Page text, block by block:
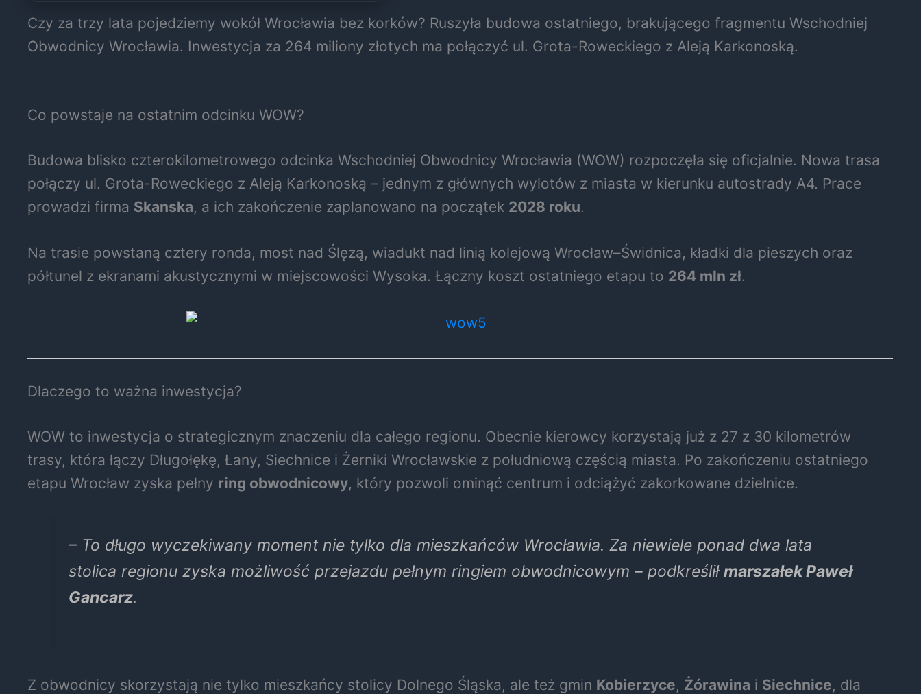
Czy za trzy lata pojedziemy wokół Wrocławia bez korków? Ruszyła budowa ostatniego, brakującego fragmentu Wschodniej
Obwodnicy Wrocławia. Inwestycja za 264 miliony złotych ma połączyć ul. Grota-Roweckiego z Aleją Karkonoską.
Co powstaje na ostatnim odcinku WOW?
Budowa blisko czterokilometrowego odcinka Wschodniej Obwodnicy Wrocławia (WOW) rozpoczęła się oficjalnie. Nowa trasa
połączy ul. Grota-Roweckiego z Aleją Karkonoską – jednym z głównych wylotów z miasta w kierunku autostrady A4. Prace
prowadzi firma Skanska, a ich zakończenie zaplanowano na początek 2028 roku.
Na trasie powstaną cztery ronda, most nad Ślęzą, wiadukt nad linią kolejową Wrocław–Świdnica, kładki dla pieszych oraz
półtunel z ekranami akustycznymi w miejscowości Wysoka. Łączny koszt ostatniego etapu to 264 mln zł.
Dlaczego to ważna inwestycja?
WOW to inwestycja o strategicznym znaczeniu dla całego regionu. Obecnie kierowcy korzystają już z 27 z 30 kilometrów
trasy, która łączy Długołękę, Łany, Siechnice i Żerniki Wrocławskie z południową częścią miasta. Po zakończeniu ostatniego
etapu Wrocław zyska pełny ring obwodnicowy, który pozwoli ominąć centrum i odciążyć zakorkowane dzielnice.
– To długo wyczekiwany moment nie tylko dla mieszkańców Wrocławia. Za niewiele ponad dwa lata
stolica regionu zyska możliwość przejazdu pełnym ringiem obwodnicowym – podkreślił marszałek Paweł
Gancarz.
Z obwodnicy skorzystają nie tylko mieszkańcy stolicy Dolnego Śląska, ale też gmin Kobierzyce, Żórawina i Siechnice, dla